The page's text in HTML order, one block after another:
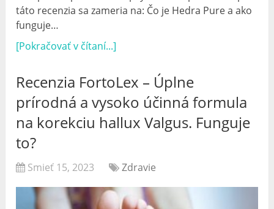
táto recenzia sa zameria na: Čo je Hedra Pure a ako
funguje…
[Pokračovať v čítaní...]
Recenzia FortoLex – Úplne
prírodná a vysoko účinná formula
na korekciu hallux Valgus. Funguje
to?
Smieť 15, 2023 Zdravie